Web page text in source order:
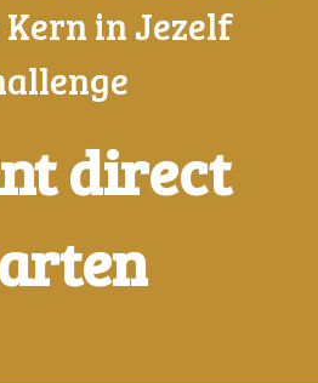
Kern in Jezelf
direct